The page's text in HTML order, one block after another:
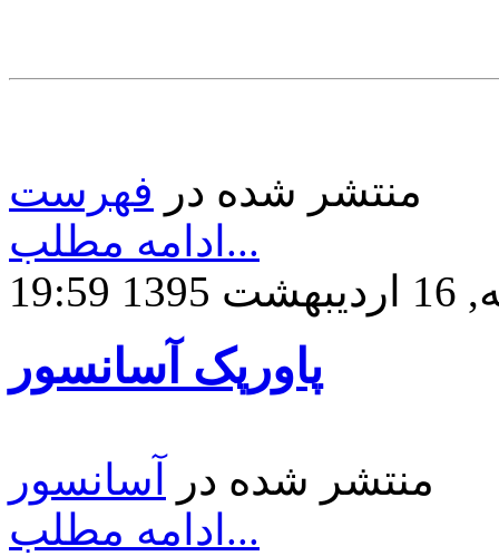
منتشر شده در فهرست
ادامه مطلب...
پاورپک آسانسور
منتشر شده در
آسانسور
ادامه مطلب...